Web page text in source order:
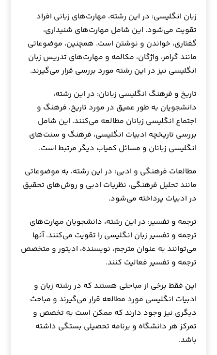
زبان انگلیسی: در این رشته، مهارت‌های زبانی افراد
تقویت می‌شود. این شامل مهارت‌های شنیداری،
گفتاری، خواندن و نوشتن است. همچنین، موضوعاتی
مانند گرامر، واژگان، مکالمه و مهارت‌های تدریس زبان
انگلیسی نیز در این رشته مورد بررسی قرار می‌گیرند.
تاریخ و فرهنگ انگلیسی زبانان: در این رشته،
دانشجویان به طور عمیق در مورد تاریخ، فرهنگ و
اجتماع انگلیسی زبانان مطالعه می‌کنند. این شامل
بررسی تاریخچه ادبیات انگلیسی، فرهنگ و سنت‌های
انگلیسی زبانان و مسائل کمیاب دیگر مرتبط است.
مطالعات فرهنگی و ادبی: در این رشته، به موضوعاتی
مانند تحلیل فرهنگی، نظریات ادبی و روش‌های تحقیق
در ادبیات پرداخته می‌شود.
ترجمه و تفسیر: در این رشته، دانشجویان مهارت‌های
ترجمه و تفسیر زبان انگلیسی را تقویت می‌کنند. آنها
می‌توانند به عنوان مترجم، نویسنده، ادیتور و متخصص
ترجمه و تفسیر فعالیت کنند.
این فقط برخی از مباحثی هستند که در رشته زبان و
ادبیات انگلیسی مورد مطالعه قرار می‌گیرند و مباحث
دیگری نیز وجود دارند که ممکن است به تخصص و
تمرکز هر دانشگاه و برنامه تحصیلی بستگی داشته
باشد.